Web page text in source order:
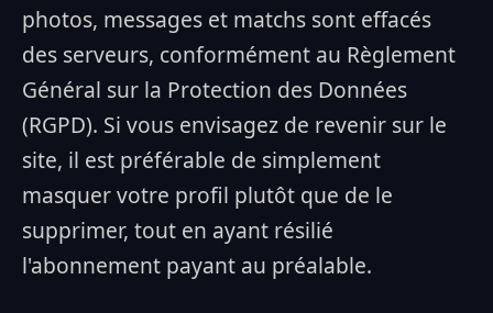
photos, messages et matchs sont effacés
des serveurs, conformément au Règlement
Général sur la Protection des Données
(RGPD). Si vous envisagez de revenir sur le
site, il est préférable de simplement
masquer votre profil plutôt que de le
supprimer, tout en ayant résilié
l'abonnement payant au préalable.